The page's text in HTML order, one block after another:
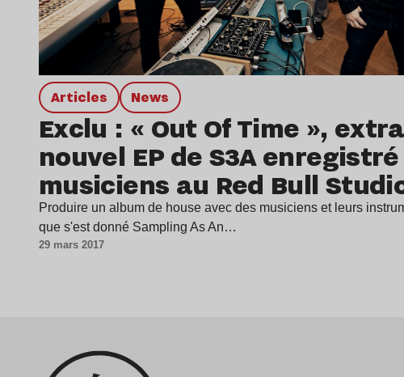
Articles news
Exclu : « Out Of Time »,
nouvel EP de S3A
musiciens au Red Bull
Produire un album de house avec des musiciens et leurs
que s'est donné Sampling As An…
29 mars 2017